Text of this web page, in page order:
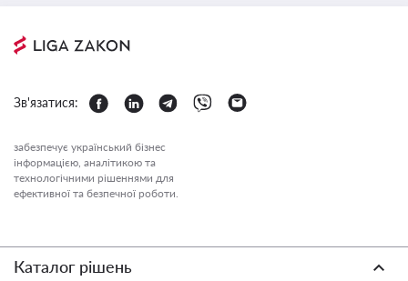
Зв'язатися:
забезпечує український бізнес
інформацією, аналітикою та
технологічними рішеннями для
ефективної та безпечної роботи.
Каталог рішень